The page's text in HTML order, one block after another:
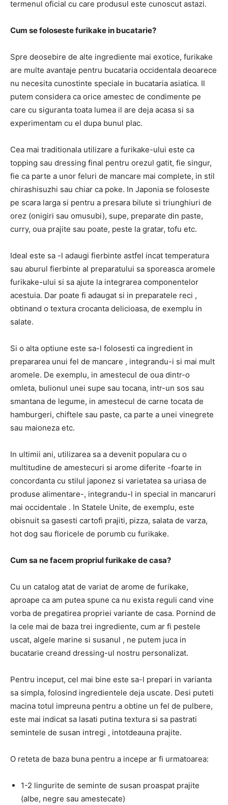
termenul oficial cu care produsul este cunoscut astazi.
Cum se foloseste furikake in bucatarie?
Spre deosebire de alte ingrediente mai exotice, furikake
are multe avantaje pentru bucataria occidentala deoarece
nu necesita cunostinte speciale in bucataria asiatica. Il
putem considera ca orice amestec de condimente pe
care cu siguranta toata lumea il are deja acasa si sa
experimentam cu el dupa bunul plac.
Cea mai traditionala utilizare a furikake-ului este ca
topping sau dressing final pentru orezul gatit, fie singur,
fie ca parte a unor feluri de mancare mai complete, in stil
chirashisuzhi sau chiar ca poke. In Japonia se foloseste
pe scara larga si pentru a presara bilute si triunghiuri de
orez (onigiri sau omusubi), supe, preparate din paste,
curry, oua prajite sau poate, peste la gratar, tofu etc.
Ideal este sa -l adaugi fierbinte astfel incat temperatura
sau aburul fierbinte al preparatului sa sporeasca aromele
furikake-ului si sa ajute la integrarea componentelor
acestuia. Dar poate fi adaugat si in preparatele reci ,
obtinand o textura crocanta delicioasa, de exemplu in
salate.
Si o alta optiune este sa-l folosesti ca ingredient in
prepararea unui fel de mancare , integrandu-i si mai mult
aromele. De exemplu, in amestecul de oua dintr-o
omleta, bulionul unei supe sau tocana, intr-un sos sau
smantana de legume, in amestecul de carne tocata de
hamburgeri, chiftele sau paste, ca parte a unei vinegrete
sau maioneza etc.
In ultimii ani, utilizarea sa a devenit populara cu o
multitudine de amestecuri si arome diferite -foarte in
concordanta cu stilul japonez si varietatea sa uriasa de
produse alimentare-, integrandu-l in special in mancaruri
mai occidentale . In Statele Unite, de exemplu, este
obisnuit sa gasesti cartofi prajiti, pizza, salata de varza,
hot dog sau floricele de porumb cu furikake.
Cum sa ne facem propriul furikake de casa?
Cu un catalog atat de variat de arome de furikake,
aproape ca am putea spune ca nu exista reguli cand vine
vorba de pregatirea propriei variante de casa. Pornind de
la cele mai de baza trei ingrediente, cum ar fi pestele
uscat, algele marine si susanul , ne putem juca in
bucatarie creand dressing-ul nostru personalizat.
Pentru inceput, cel mai bine este sa-l prepari in varianta
sa simpla, folosind ingredientele deja uscate. Desi puteti
macina totul impreuna pentru a obtine un fel de pulbere,
este mai indicat sa lasati putina textura si sa pastrati
semintele de susan intregi , intotdeauna prajite.
O reteta de baza buna pentru a incepe ar fi urmatoarea:
1-2 lingurite de seminte de susan proaspat prajite
(albe, negre sau amestecate)